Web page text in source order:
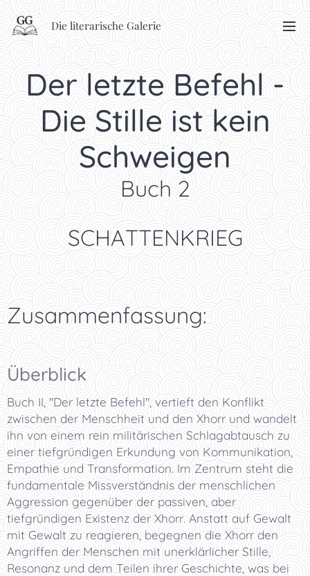
Die literarische Galerie
Der letzte Befehl -
Die Stille ist kein
Schweigen
Buch 2
SCHATTENKRIEG
Zusammenfassung:
Überblick
Buch II, "Der letzte Befehl", vertieft den Konflikt
zwischen der Menschheit und den Xhorr und wandelt
ihn von einem rein militärischen Schlagabtausch zu
einer tiefgründigen Erkundung von Kommunikation,
Empathie und Transformation. Im Zentrum steht die
fundamentale Missverständnis der menschlichen
Aggression gegenüber der passiven, aber
tiefgründigen Existenz der Xhorr. Anstatt auf Gewalt
mit Gewalt zu reagieren, begegnen die Xhorr den
Angriffen der Menschen mit unerklärlicher Stille,
Resonanz und dem Teilen ihrer Geschichte, was bei